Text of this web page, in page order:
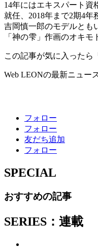
14年にはエキスパート資
就任、2018年まで2期4
吉岡慎一郎のモデルとも
「神の雫」作画のオキモ
この記事が気に入ったら
Web LEONの最新ニュー
フォロー
フォロー
友だち追加
フォロー
SPECIAL
おすすめの記事
SERIES：連載